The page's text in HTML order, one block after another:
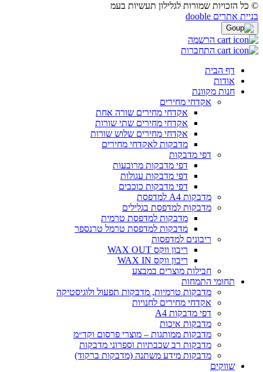
© כל הזכויות שמורות לגלילון תעשיות בעמ
בניית אתרים dooble
הרשמה
התחברות
דף הבית
אודות
חנות מקוונת
אקדחי מחירים
אקדחי מחירים שורה אחת
אקדחי מחירים שתי שורות
אקדחי מחירים שלוש שורות
מדבקות לאקדחי מחירים
דפי מדבקות
דפי מדבקות מרובעות
דפי מדבקות עגולות
דפי מדבקות כוכבים
מדבקות A4 למדפסת
מדבקות למדפסת בגלילים
מדבקות למדפסת טרמית
מדבקות למדפסת טרמל טרנספר
ריבונים למדפסות
ריבון ווקס WAX OUT
ריבון ווקס WAX IN
חבילות מוצרים במבצע
תחומי התמחות
מדבקות טרמיות, מדבקות תפעול ולוגיסטיקה
אקדחי מחירים לחנויות
דפי מדבקות A4
מדבקות איכות
מדבקות ממותגות – מוצרי פרסום וקד״מ
מדבקות רב שכבתיות וספרוני מדבקות
מדבקות מידע משתנה (מדבקות ברקוד)
שווקים